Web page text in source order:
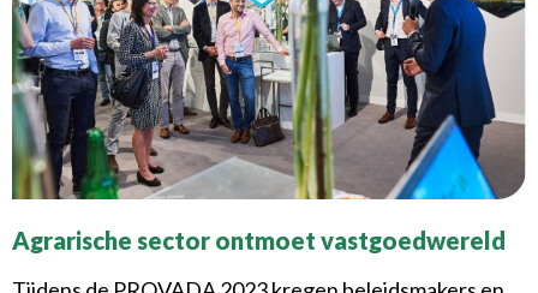
Agrarische sector ontmoet vastgoedwereld